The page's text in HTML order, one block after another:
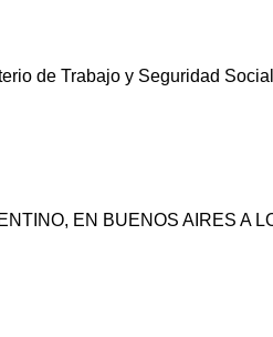
de Trabajo y Seguridad
EN BUENOS AIRES A